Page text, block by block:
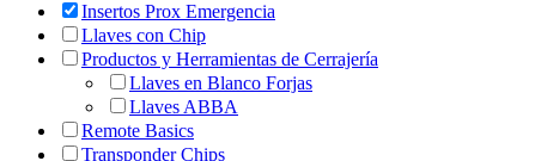
Insertos Prox Emergencia
Llaves con Chip
Productos y Herramientas de Cerrajería
Llaves en Blanco Forjas
Llaves ABBA
Remote Basics
Transponder Chips